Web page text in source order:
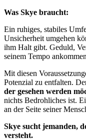
Was Skye braucht:
Ein ruhiges, stabiles
Unsicherheit umgehen
ihm Halt gibt. Geduld,
seinem Tempo
Mit diesen
Potenzial zu entfalten.
der gesehen werden
nichts Bedrohliches ist.
an der Seite seiner
Skye sucht jemanden,
versteht.